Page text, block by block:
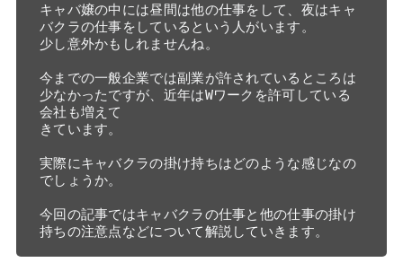
キャバ嬢の中には昼間は他の仕事をして、夜はキャ
バクラの仕事をしているという人がいます。
少し意外かもしれませんね。
今までの一般企業では副業が許されているところは
少なかったですが、近年はWワークを許可している
会社も増えて
きています。
実際にキャバクラの掛け持ちはどのような感じなの
でしょうか。
今回の記事ではキャバクラの仕事と他の仕事の掛け
持ちの注意点などについて解説していきます。